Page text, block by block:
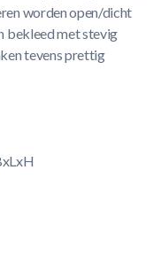
worden open/dicht
bekleed met stevig
tevens prettig